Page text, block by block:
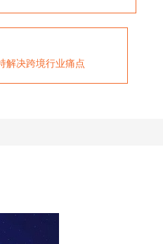
解决跨境行业痛点